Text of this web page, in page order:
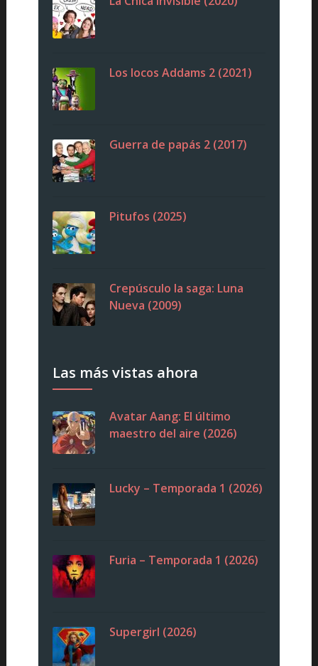
Los locos Addams 2 (2021)
Guerra de papás 2 (2017)
Pitufos (2025)
Crepúsculo la saga: Luna
Nueva (2009)
Las más vistas ahora
Avatar Aang: El último
maestro del aire (2026)
Lucky – Temporada 1 (2026)
Furia – Temporada 1 (2026)
Supergirl (2026)